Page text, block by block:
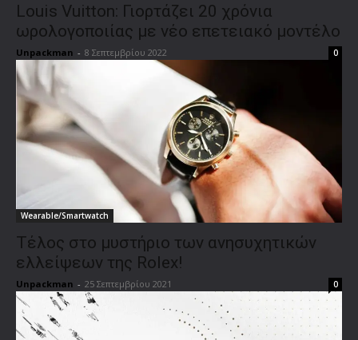
Louis Vuitton: Γιορτάζει 20 χρόνια
ωρολογοποιίας με νέο επετειακό μοντέλο
Unpackman - 8 Σεπτεμβρίου 2022 0
Wearable/Smartwatch
Τέλος στο μυστήριο των ανησυχητικών
ελλείψεων της Rolex!
Unpackman - 25 Σεπτεμβρίου 2021 0